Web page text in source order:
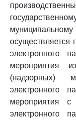
осуществляется
электронного
мероприятия
(надзорных)
электронного
мероприятия с
электронного